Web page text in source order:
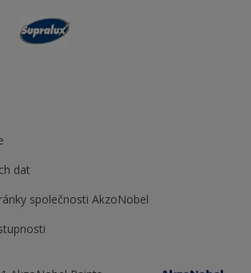
dat
společnosti AkzoNobel